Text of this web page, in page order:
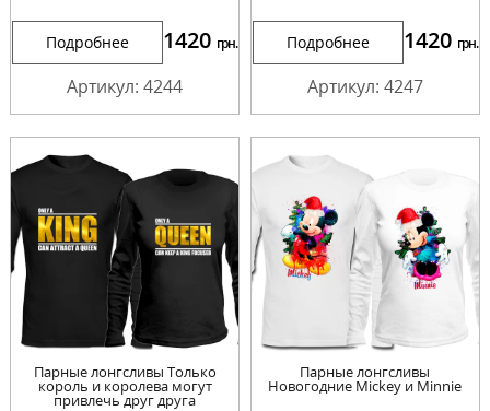
Подробнее 1420 грн.
Артикул: 4244
Подробнее 1420 грн.
Артикул: 4247
Парные лонгсливы Только
король и королева могут
привлечь друг друга
Парные лонгсливы
Новогодние Mickey и Minnie